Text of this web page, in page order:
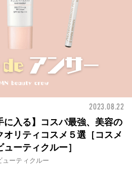
2023.08.22
に入る】コスパ最強、美容の
オリティコスメ５選［コスメ
ーティクルー］
ーティクルー